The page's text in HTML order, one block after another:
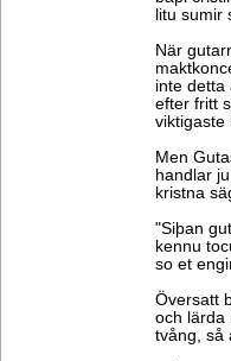
litu sumir
När
inte detta
efter fritt
viktigaste
Men
handlar
kristna
"Siþan
kennu
so et
Översatt
och lärda
tvång, så